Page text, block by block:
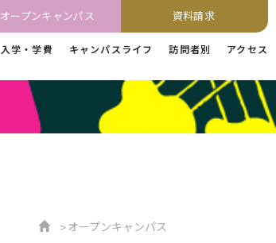
オープンキャンパス 資料請求
入学・学費 キャンパスライフ 訪問者別 アクセス
オープンキャンパス